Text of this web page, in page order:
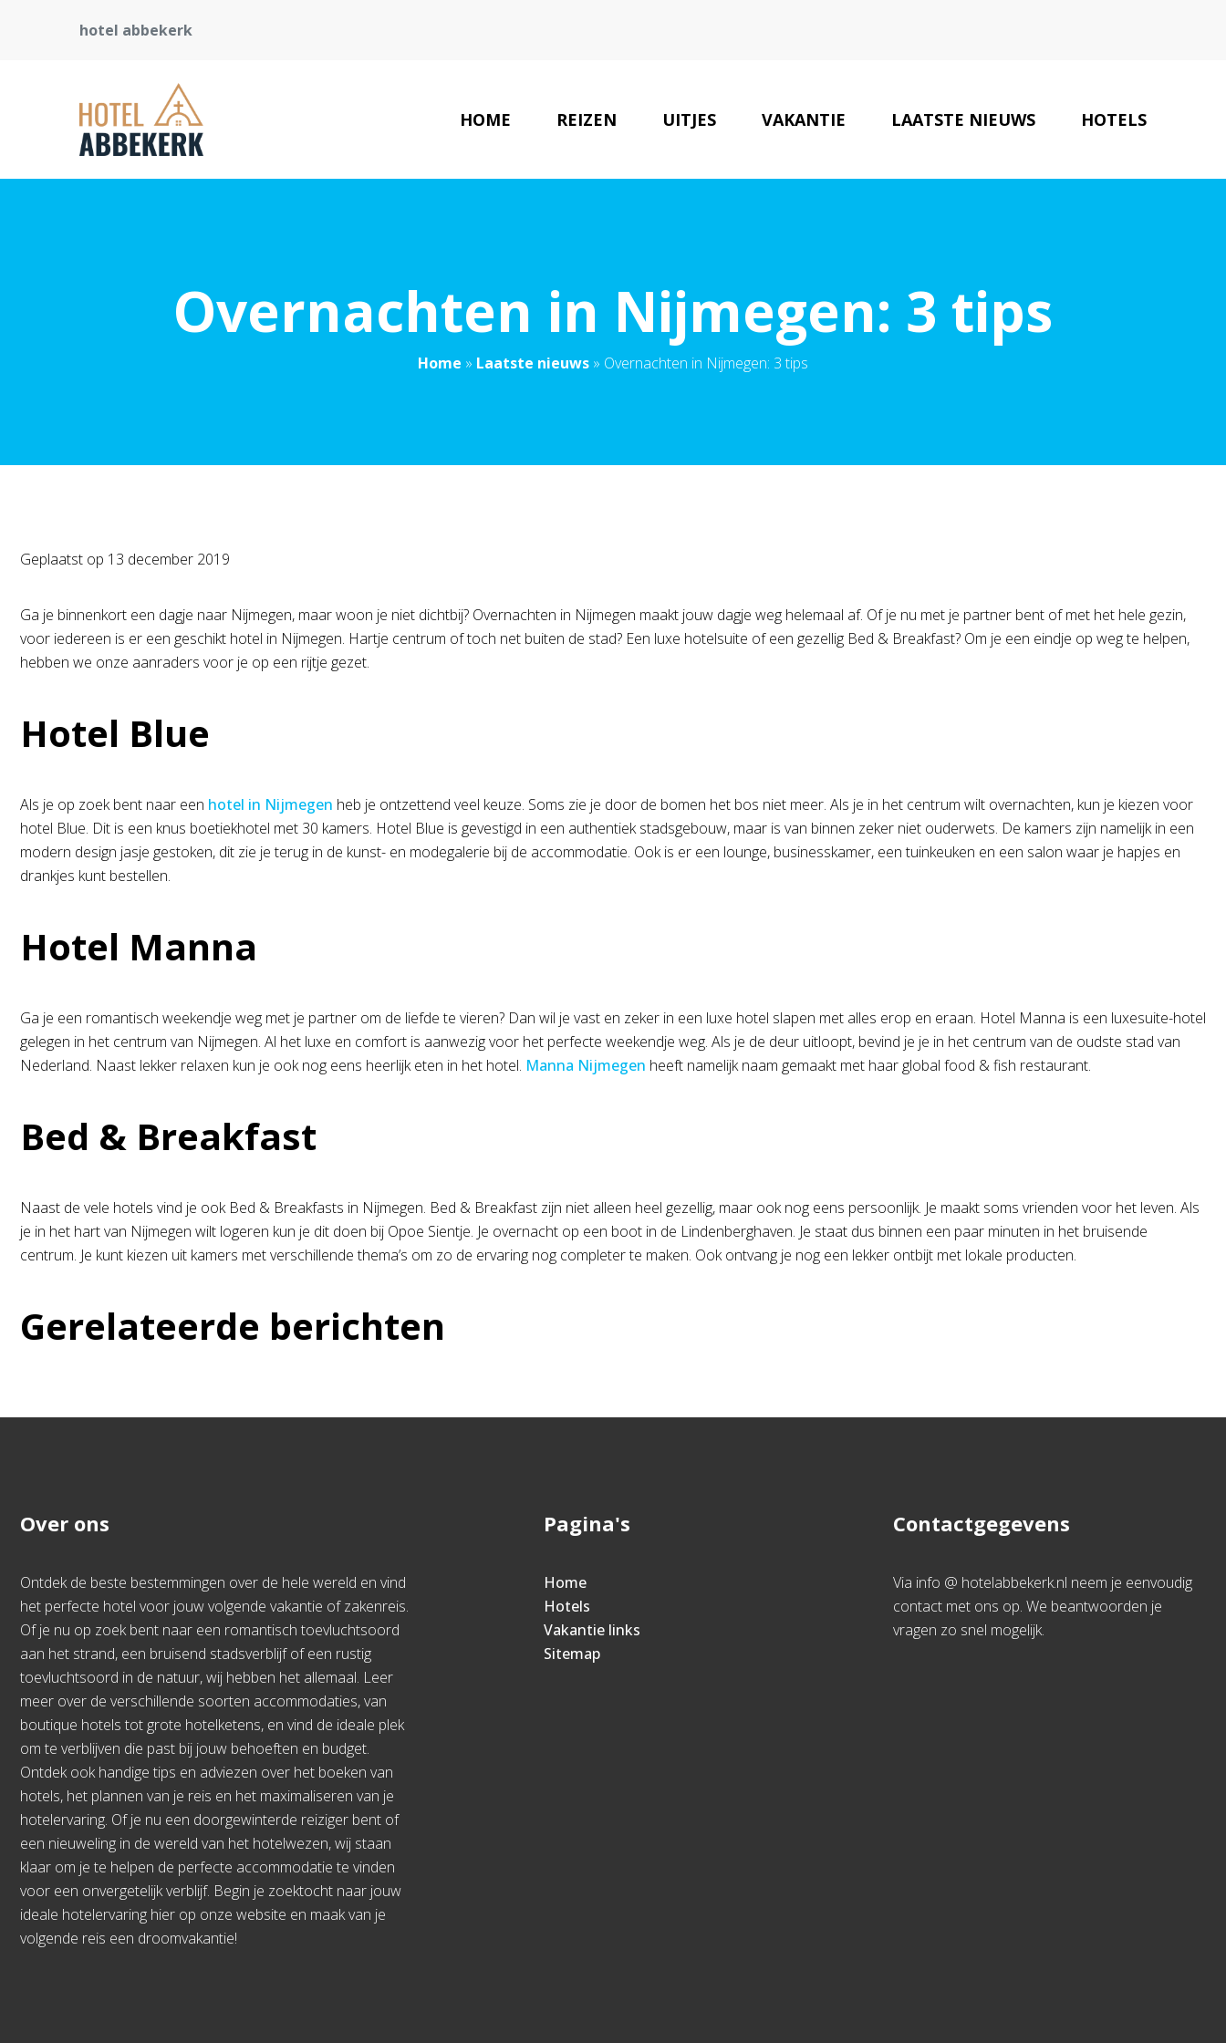
hotel abbekerk
HOME REIZEN UITJES VAKANTIE LAATSTE NIEUWS HOTELS
Overnachten in Nijmegen: 3 tips
Home » Laatste nieuws » Overnachten in Nijmegen: 3 tips
Geplaatst op 13 december 2019
Ga je binnenkort een dagje naar Nijmegen, maar woon je niet dichtbij? Overnachten in Nijmegen maakt jouw dagje weg helemaal af. Of je nu met je partner bent of met het hele gezin,
voor iedereen is er een geschikt hotel in Nijmegen. Hartje centrum of toch net buiten de stad? Een luxe hotelsuite of een gezellig Bed & Breakfast? Om je een eindje op weg te helpen,
hebben we onze aanraders voor je op een rijtje gezet.
Hotel Blue
Als je op zoek bent naar een hotel in Nijmegen heb je ontzettend veel keuze. Soms zie je door de bomen het bos niet meer. Als je in het centrum wilt overnachten, kun je kiezen voor
hotel Blue. Dit is een knus boetiekhotel met 30 kamers. Hotel Blue is gevestigd in een authentiek stadsgebouw, maar is van binnen zeker niet ouderwets. De kamers zijn namelijk in een
modern design jasje gestoken, dit zie je terug in de kunst- en modegalerie bij de accommodatie. Ook is er een lounge, businesskamer, een tuinkeuken en een salon waar je hapjes en
drankjes kunt bestellen.
Hotel Manna
Ga je een romantisch weekendje weg met je partner om de liefde te vieren? Dan wil je vast en zeker in een luxe hotel slapen met alles erop en eraan. Hotel Manna is een luxesuite-hotel
gelegen in het centrum van Nijmegen. Al het luxe en comfort is aanwezig voor het perfecte weekendje weg. Als je de deur uitloopt, bevind je je in het centrum van de oudste stad van
Nederland. Naast lekker relaxen kun je ook nog eens heerlijk eten in het hotel. Manna Nijmegen heeft namelijk naam gemaakt met haar global food & fish restaurant.
Bed & Breakfast
Naast de vele hotels vind je ook Bed & Breakfasts in Nijmegen. Bed & Breakfast zijn niet alleen heel gezellig, maar ook nog eens persoonlijk. Je maakt soms vrienden voor het leven. Als
je in het hart van Nijmegen wilt logeren kun je dit doen bij Opoe Sientje. Je overnacht op een boot in de Lindenberghaven. Je staat dus binnen een paar minuten in het bruisende
centrum. Je kunt kiezen uit kamers met verschillende thema’s om zo de ervaring nog completer te maken. Ook ontvang je nog een lekker ontbijt met lokale producten.
Gerelateerde berichten
Over ons
Ontdek de beste bestemmingen over de hele wereld en vind
het perfecte hotel voor jouw volgende vakantie of zakenreis.
Of je nu op zoek bent naar een romantisch toevluchtsoord
aan het strand, een bruisend stadsverblijf of een rustig
toevluchtsoord in de natuur, wij hebben het allemaal. Leer
meer over de verschillende soorten accommodaties, van
boutique hotels tot grote hotelketens, en vind de ideale plek
om te verblijven die past bij jouw behoeften en budget.
Ontdek ook handige tips en adviezen over het boeken van
hotels, het plannen van je reis en het maximaliseren van je
hotelervaring. Of je nu een doorgewinterde reiziger bent of
een nieuweling in de wereld van het hotelwezen, wij staan
klaar om je te helpen de perfecte accommodatie te vinden
voor een onvergetelijk verblijf. Begin je zoektocht naar jouw
ideale hotelervaring hier op onze website en maak van je
volgende reis een droomvakantie!
Pagina's
Home
Hotels
Vakantie links
Sitemap
Contactgegevens
Via info @ hotelabbekerk.nl neem je eenvoudig
contact met ons op. We beantwoorden je
vragen zo snel mogelijk.